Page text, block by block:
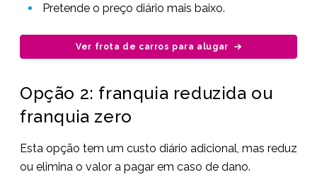
Pretende o preço diário mais baixo.
Ver frota de carros para alugar
Opção 2: franquia reduzida ou
franquia zero
Esta opção tem um custo diário adicional, mas reduz
ou elimina o valor a pagar em caso de dano.